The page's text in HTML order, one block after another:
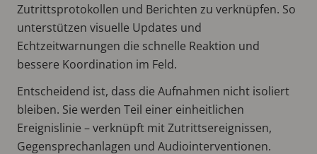
Zutrittsprotokollen und Berichten zu verknüpfen. So
unterstützen visuelle Updates und
Echtzeitwarnungen die schnelle Reaktion und
bessere Koordination im Feld.
Entscheidend ist, dass die Aufnahmen nicht isoliert
bleiben. Sie werden Teil einer einheitlichen
Ereignislinie – verknüpft mit Zutrittsereignissen,
Gegensprechanlagen und Audiointerventionen.